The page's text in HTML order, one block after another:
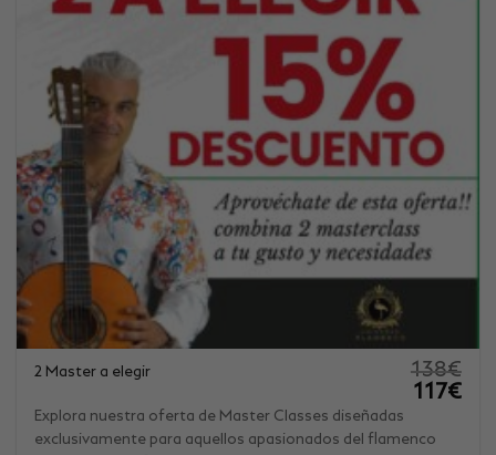
2 Master a elegir 138€
El
precio
138€.
117€El
Explora nuestra oferta de Master Classes diseñadas
exclusivamente para aquellos apasionados del flamenco